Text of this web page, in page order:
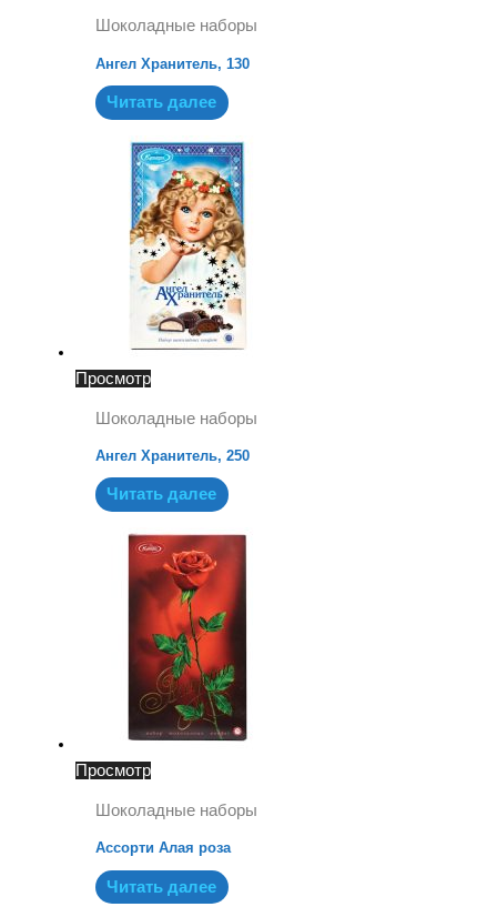
Шоколадные наборы
Ангел Хранитель, 130
Читать далее
Просмотр
Шоколадные наборы
Ангел Хранитель, 250
Читать далее
Просмотр
Шоколадные наборы
Ассорти Алая роза
Читать далее